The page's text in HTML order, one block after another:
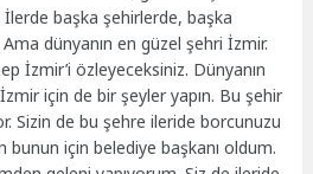
İlerde başka şehirlerde, başka
dünyanın en güzel şehri İzmir.
İzmir’i özleyeceksiniz. Dünyanın
için de bir şeyler yapın. Bu şehir
Sizin de bu şehre ileride borcunuzu
bunun için belediye başkanı oldum.